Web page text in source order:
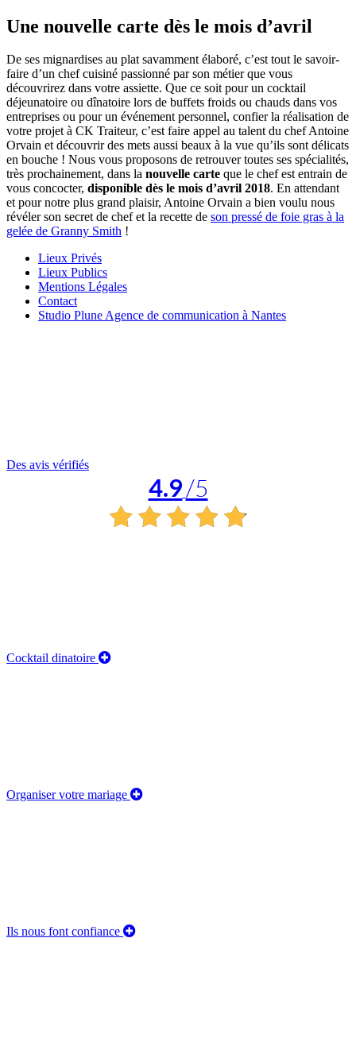
Une nouvelle carte dès le mois d’avril
De ses mignardises au plat savamment élaboré, c’est tout le savoir-
faire d’un chef cuisiné passionné par son métier que vous
découvrirez dans votre assiette. Que ce soit pour un cocktail
déjeunatoire ou dînatoire lors de buffets froids ou chauds dans vos
entreprises ou pour un événement personnel, confier la réalisation de
votre projet à CK Traiteur, c’est faire appel au talent du chef Antoine
Orvain et découvrir des mets aussi beaux à la vue qu’ils sont délicats
en bouche ! Nous vous proposons de retrouver toutes ses spécialités,
très prochainement, dans la nouvelle carte que le chef est entrain de
vous concocter, disponible dès le mois d’avril 2018. En attendant
et pour notre plus grand plaisir, Antoine Orvain a bien voulu nous
révéler son secret de chef et la recette de son pressé de foie gras à la
gelée de Granny Smith !
Lieux Privés
Lieux Publics
Mentions Légales
Contact
Studio Plune Agence de communication à Nantes
Des avis vérifiés
4.9/5
Cocktail dinatoire
Organiser votre mariage
Ils nous font confiance